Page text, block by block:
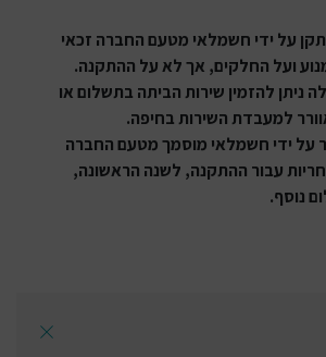
על ידי חשמלאי מטעם החברה זכאי
ועל החלקים, אך לא על ההתקנה.
ניתן להזמין שירות הביתה בתשלום או
למעבדת השירות בחיפה.
על ידי חשמלאי מוסמך מטעם החברה
עבור ההתקנה, לשנה הראשונה,
נוסף.